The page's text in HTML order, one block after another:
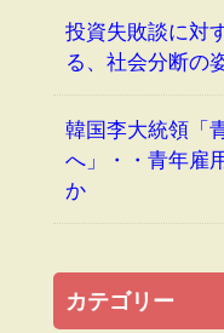
投資失敗談に対
る、社会分断の
韓国李大統領「
へ」・・青年雇
か
カテゴリー